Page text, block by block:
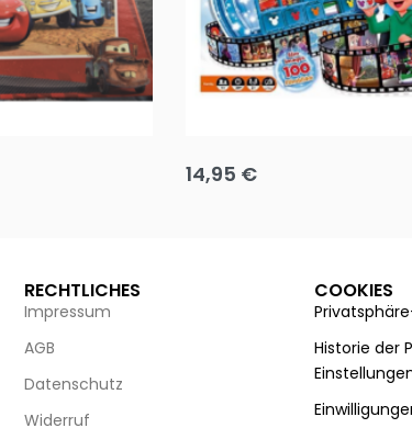
14,95 €
RECHTLICHES
Impressum
AGB
Datenschutz
Widerruf
COOKIES
Historie der